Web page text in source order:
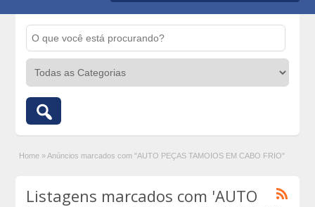
Home » Anúncios marcados com "AUTO PEÇAS TAMOIOS EM CABO FRIO"
Listagens marcados com 'AUTO